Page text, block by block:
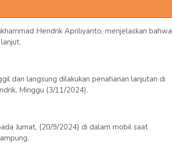
Hendrik Apriliyanto, menjelaskan bahwa
dan langsung dilakukan penahanan lanjutan di
Minggu (3/11/2024).
Jumat, (20/9/2024) di dalam mobil saat